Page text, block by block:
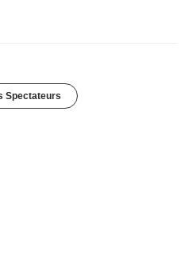
Spectateurs